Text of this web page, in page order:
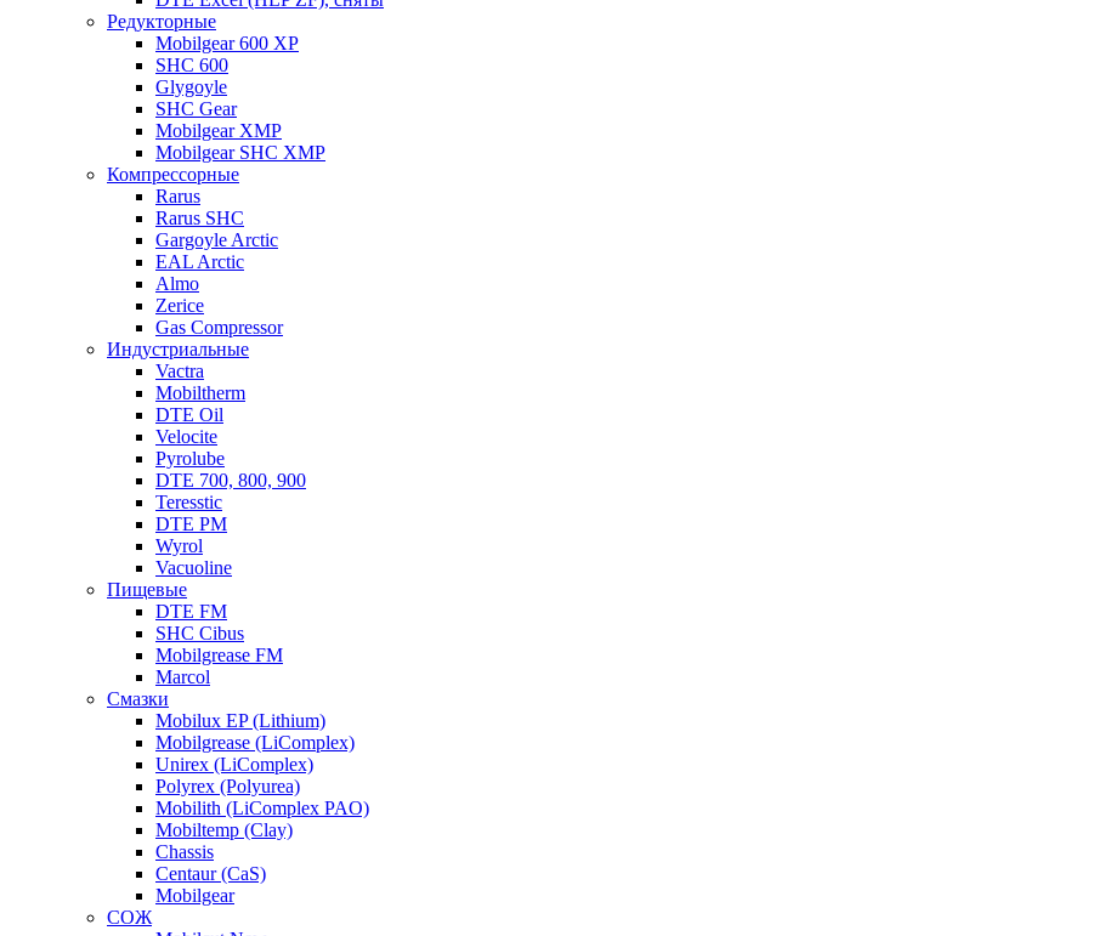
Редукторные
Mobilgear 600 XP
SHC 600
Glygoyle
SHC Gear
Mobilgear XMP
Mobilgear SHC XMP
Компрессорные
Rarus
Rarus SHC
Gargoyle Arctic
EAL Arctic
Almo
Zerice
Gas Compressor
Индустриальные
Vactra
Mobiltherm
DTE Oil
Velocite
Pyrolube
DTE 700, 800, 900
Teresstic
DTE PM
Wyrol
Vacuoline
Пищевые
DTE FM
SHC Cibus
Mobilgrease FM
Marcol
Смазки
Mobilux EP (Lithium)
Mobilgrease (LiComplex)
Unirex (LiComplex)
Polyrex (Polyurea)
Mobilith (LiComplex PAO)
Mobiltemp (Clay)
Chassis
Centaur (CaS)
Mobilgear
СОЖ